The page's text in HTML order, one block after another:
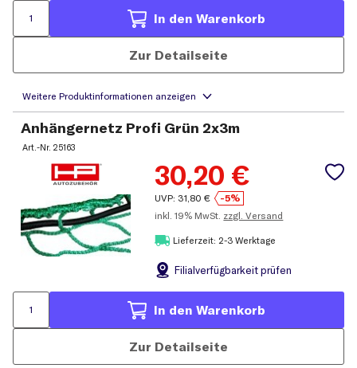
In den Warenkorb
Zur Detailseite
Anhängernetz Profi Grün 2x3m
Art.-Nr.25163
30,20 €
UVP: 31,80 €
-5%
inkl. 19% MwSt. zzgl. Versand
Lieferzeit: 2-3 Werktage
Filialverfügbarkeit prüfen
In den Warenkorb
Zur Detailseite